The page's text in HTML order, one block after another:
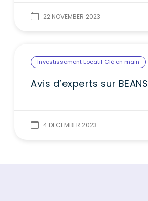
22 NOVEMBER 2023
Investissement Locatif Clé en main
Avis d’experts sur
4 DECEMBER 2023